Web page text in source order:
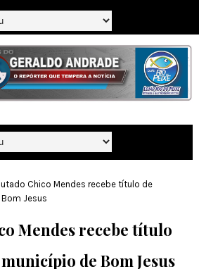
Chico Mendes recebe título de
Jesus
Mendes recebe título
de Bom Jesus